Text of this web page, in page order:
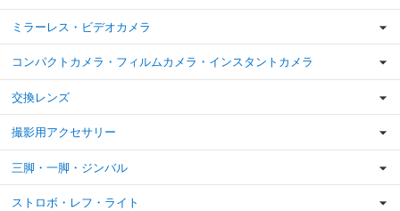
ミラーレス・ビデオカメラ
コンパクトカメラ・フィルムカメラ・インスタントカメラ
交換レンズ
撮影用アクセサリー
三脚・一脚・ジンバル
ストロボ・レフ・ライト